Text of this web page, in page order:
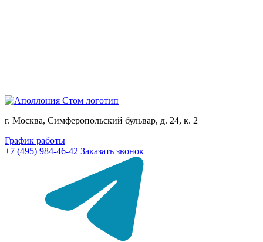
г. Москва, Симферопольский бульвар, д. 24, к. 2
График работы
+7 (495) 984-46-42 Заказать звонок